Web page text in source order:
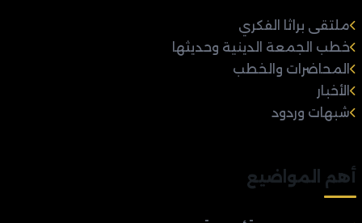
ملتقى براثا الفكري
خطب الجمعة الدينية وحديثها
المحاضرات والخطب
الأخبار
شبهات وردود
أهم المواضيع